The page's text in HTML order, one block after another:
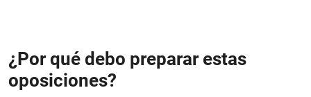
¿Por qué debo preparar estas
oposiciones?